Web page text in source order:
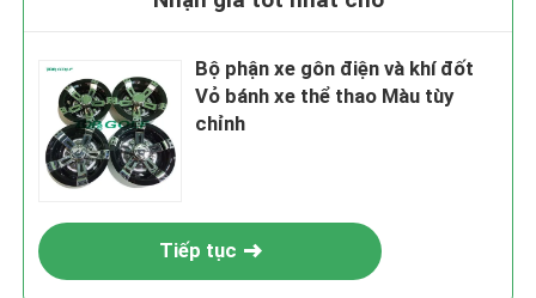
Bộ phận xe gôn điện và khí đốt
Vỏ bánh xe thể thao Màu tùy
chỉnh
Tiếp tục